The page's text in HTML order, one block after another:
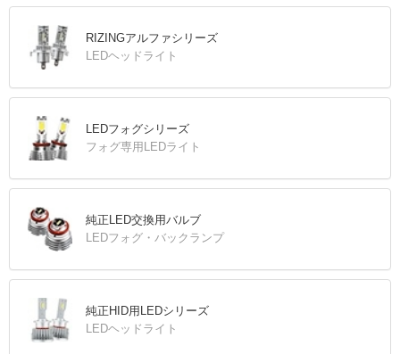
RIZINGアルファシリーズ
LEDヘッドライト
LEDフォグシリーズ
フォグ専用LEDライト
純正LED交換用バルブ
LEDフォグ・バックランプ
純正HID用LEDシリーズ
LEDヘッドライト